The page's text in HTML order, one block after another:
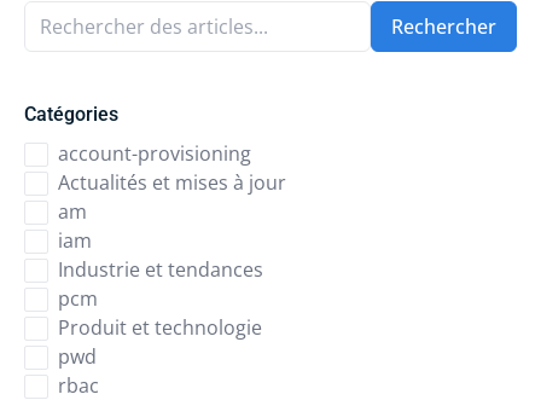
Rechercher des articles... Rechercher
Catégories
account-provisioning
Actualités et mises à jour
am
iam
Industrie et tendances
pcm
Produit et technologie
pwd
rbac